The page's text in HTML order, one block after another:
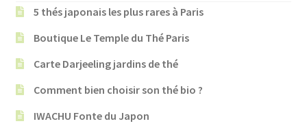
5 thés japonais les plus rares à Paris
Boutique Le Temple du Thé Paris
Carte Darjeeling jardins de thé
Comment bien choisir son thé bio ?
IWACHU Fonte du Japon